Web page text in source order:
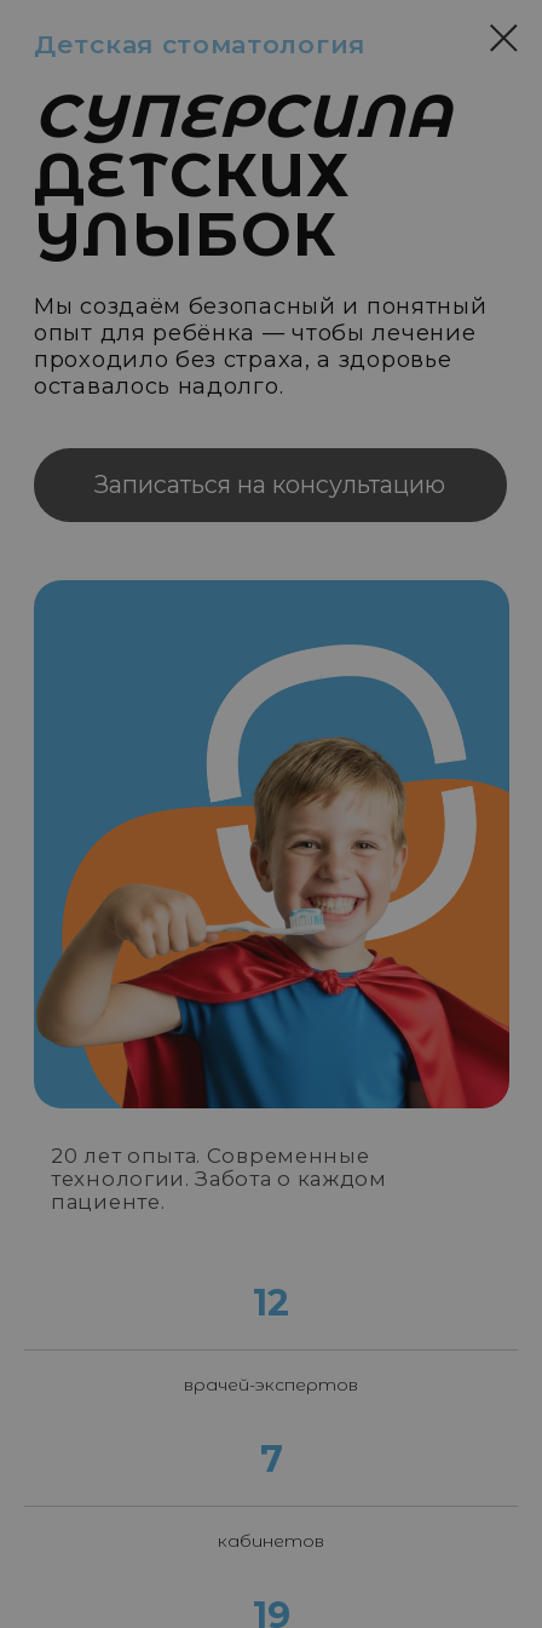
Мы создаём безопасный и понятный
опыт для ребёнка — чтобы лечение
проходило без страха, а здоровье
СУПЕРСИЛА
ДЕТСКИХ
УЛЫБОК
Детская стоматология
Записаться на консультацию
20 лет опыта. Современные
технологии. Забота о каждом
пациенте.
12
врачей-экспертов
7
кабинетов
19